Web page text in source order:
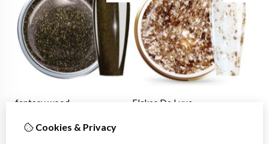
fantasy wood
Bestellen
Flakes De Luxe
Cookies & Privacy